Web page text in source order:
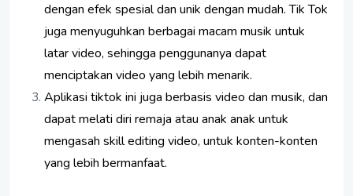
dengan efek spesial dan unik dengan mudah. Tik Tok
juga menyuguhkan berbagai macam musik untuk
latar video, sehingga penggunanya dapat
menciptakan video yang lebih menarik.
Aplikasi tiktok ini juga berbasis video dan musik, dan
dapat melati diri remaja atau anak anak untuk
mengasah skill editing video, untuk konten-konten
yang lebih bermanfaat.